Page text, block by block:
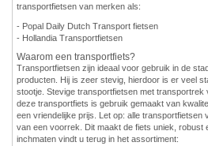
transportfietsen van merken als:
- Popal Daily Dutch Transport fietsen
- Hollandia Transportfietsen
Waarom een transportfiets?
Transportfietsen zijn ideaal voor gebruik in de
producten. Hij is zeer stevig, hierdoor is er veel
stootje. Stevige transportfietsen met transportrek
deze transportfiets is gebruik gemaakt van
een vriendelijke prijs. Let op: alle transportfietsen
van een voorrek. Dit maakt de fiets uniek, robust
inchmaten vindt u terug in het assortiment: